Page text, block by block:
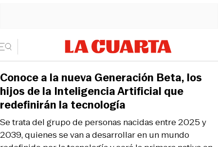
Se trata del grupo de personas nacidas entre 2025 y
2039, quienes se van a desarrollar en un mundo
Conoce a la nueva Generación Beta, los
hijos de la Inteligencia Artificial que
redefinirán la tecnología